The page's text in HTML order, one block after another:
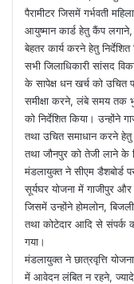
पैरामीटर जिसमें गर्भवती
आयुष्मान कार्ड हेतु कैंप लगाने,
बेहतर कार्य करने हेतु निर्देशित
सभी जिलाधिकारी सांसद
के सापेक्ष धन खर्च को उचित
समीक्षा करने, लंबे समय तक
को निर्देशित किया। उन्होंने
तथा उचित समाधान करने हेतु
तथा जौनपुर को तेजी लाने के
मंडलायुक्त ने सीएम डैशबोर्ड
सूर्यघर योजना में गाजीपुर और
जिसमें उन्होंने होमलोन,
तथा कोटेदार आदि से संपर्क
गया।
मंडलायुक्त ने छात्रवृत्ति
में आवेदन लंबित न रहने, ज्यादे